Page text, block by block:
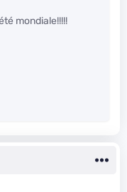
mondiale!!!!!